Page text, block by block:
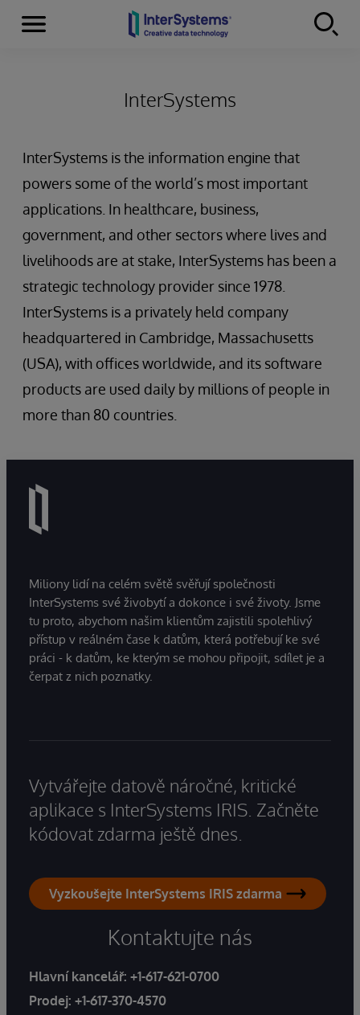
Skip to content
Menu
InterSystems
InterSystems is the information engine that
powers some of the world’s most important
applications. In healthcare, business,
government, and other sectors where lives and
livelihoods are at stake, InterSystems has been a
strategic technology provider since 1978.
InterSystems is a privately held company
headquartered in Cambridge, Massachusetts
(USA), with offices worldwide, and its software
products are used daily by millions of people in
more than 80 countries.
Miliony lidí na celém světě svěřují společnosti
InterSystems své živobytí a dokonce i své životy. Jsme
tu proto, abychom našim klientům zajistili spolehlivý
přístup v reálném čase k datům, která potřebují ke své
práci - k datům, ke kterým se mohou připojit, sdílet je a
čerpat z nich poznatky.
Vytvářejte datově náročné, kritické
aplikace s InterSystems IRIS. Začněte
kódovat zdarma ještě dnes.
Vyzkoušejte InterSystems IRIS zdarma
Kontaktujte nás
Hlavní kancelář: +1-617-621-0700
Prodej: +1-617-370-4570